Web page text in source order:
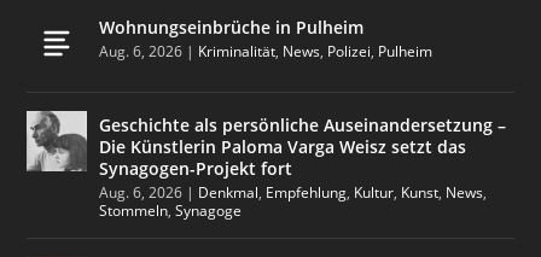
Wohnungseinbrüche in Pulheim
Aug. 6, 2026 | Kriminalität, News, Polizei, Pulheim
Geschichte als persönliche Auseinandersetzung –
Die Künstlerin Paloma Varga Weisz setzt das
Synagogen-Projekt fort
Aug. 6, 2026 | Denkmal, Empfehlung, Kultur, Kunst, News,
Stommeln,Synagoge